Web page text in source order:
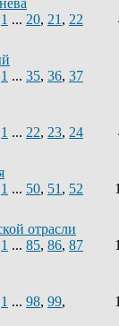
1 ... 20, 21 , 22
1 ... 35, 36, 37
1 ... 22, 23, 24
1 ... 50, 51 , 52
отрасли
1 ... 85, 86, 87
1 ... 98, 99,